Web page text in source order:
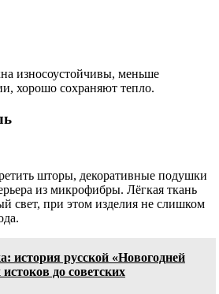
износоустойчивы, меньше
хорошо сохраняют тепло.
шторы, декоративные подушки
из микрофибры. Лёгкая ткань
свет, при этом изделия не слишком
история русской «Новогодней
до советских